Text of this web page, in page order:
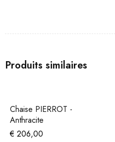
Produits similaires
Chaise PIERROT -
Anthracite
€ 206,00